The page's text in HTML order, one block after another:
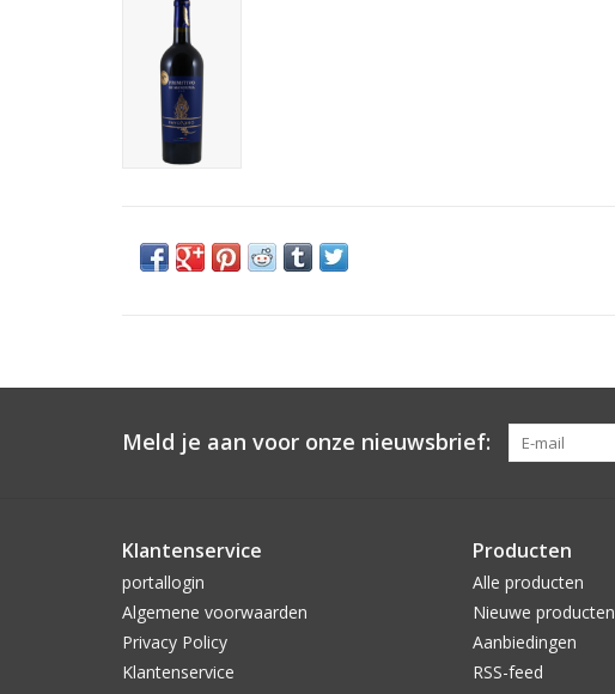
Meld je aan voor onze nieuwsbrief:
Klantenservice
portallogin
Algemene voorwaarden
Privacy Policy
Klantenservice
Producten
Alle producten
Nieuwe producten
Aanbiedingen
RSS-feed